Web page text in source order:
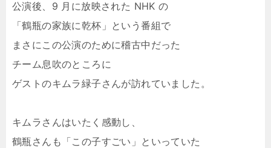
公演後、9 月に放映された NHK の
「鶴瓶の家族に乾杯」という番組で
まさにこの公演のために稽古中だった
チーム息吹のところに
ゲストのキムラ緑子さんが訪れていました。
キムラさんはいたく感動し、
鶴瓶さんも「この子すごい」といっていた